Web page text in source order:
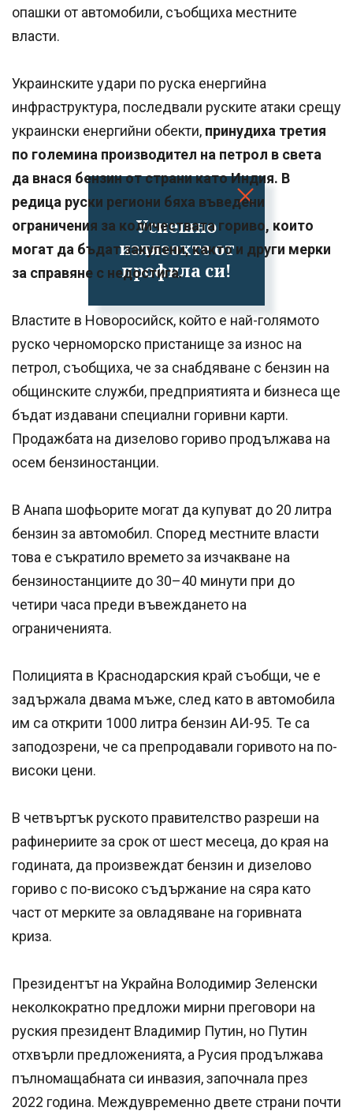
Успешно
излязохте от
профила си!
опашки от автомобили, съобщиха местните
власти.
Украинските удари по руска енергийна
инфраструктура, последвали руските атаки срещу
украински енергийни обекти, принудиха третия
по големина производител на петрол в света
да внася бензин от страни като Индия. В
редица руски региони бяха въведени
ограничения за количествата гориво, които
могат да бъдат закупени, както и други мерки
за справяне с недостига.
Властите в Новоросийск, който е най-голямото
руско черноморско пристанище за износ на
петрол, съобщиха, че за снабдяване с бензин на
общинските служби, предприятията и бизнеса ще
бъдат издавани специални горивни карти.
Продажбата на дизелово гориво продължава на
осем бензиностанции.
В Анапа шофьорите могат да купуват до 20 литра
бензин за автомобил. Според местните власти
това е съкратило времето за изчакване на
бензиностанциите до 30–40 минути при до
четири часа преди въвеждането на
ограниченията.
Полицията в Краснодарския край съобщи, че е
задържала двама мъже, след като в автомобила
им са открити 1000 литра бензин АИ-95. Те са
заподозрени, че са препродавали горивото на по-
високи цени.
В четвъртък руското правителство разреши на
рафинериите за срок от шест месеца, до края на
годината, да произвеждат бензин и дизелово
гориво с по-високо съдържание на сяра като
част от мерките за овладяване на горивната
криза.
Президентът на Украйна Володимир Зеленски
неколкократно предложи мирни преговори на
руския президент Владимир Путин, но Путин
отхвърли предложенията, а Русия продължава
пълномащабната си инвазия, започнала през
2022 година. Междувременно двете страни почти